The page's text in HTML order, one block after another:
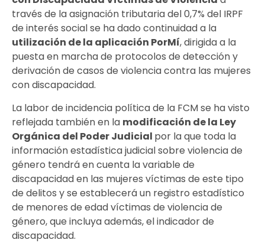
través de la asignación tributaria del 0,7% del IRPF
de interés social se ha dado continuidad a la
utilización de la aplicación PorMí, dirigida a la
puesta en marcha de protocolos de detección y
derivación de casos de violencia contra las mujeres
con discapacidad.
La labor de incidencia política de la FCM se ha visto
reflejada también en la modificación de la Ley
Orgánica del Poder Judicial por la que toda la
información estadística judicial sobre violencia de
género tendrá en cuenta la variable de
discapacidad en las mujeres víctimas de este tipo
de delitos y se establecerá un registro estadístico
de menores de edad víctimas de violencia de
género, que incluya además, el indicador de
discapacidad.